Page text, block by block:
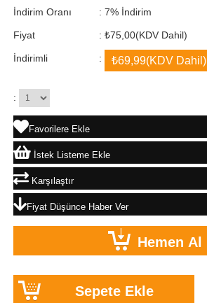
İndirim Oranı : %
7 İndirim
Fiyat : ₺75,00(KDV Dahil)
İndirimli : ₺69,99(KDV Dahil)
:
Favorilere Ekle
İstek Listeme Ekle
Karşılaştır
Fiyat Düşünce Haber Ver